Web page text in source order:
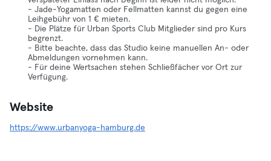
- Jade-Yogamatten oder Fellmatten kannst du gegen eine
Leihgebühr von 1 € mieten.
- Die Plätze für Urban Sports Club Mitglieder sind pro Kurs
begrenzt.
- Bitte beachte, dass das Studio keine manuellen An- oder
Abmeldungen vornehmen kann.
- Für deine Wertsachen stehen Schließfächer vor Ort zur
Verfügung.
Website
https://www.urbanyoga-hamburg.de